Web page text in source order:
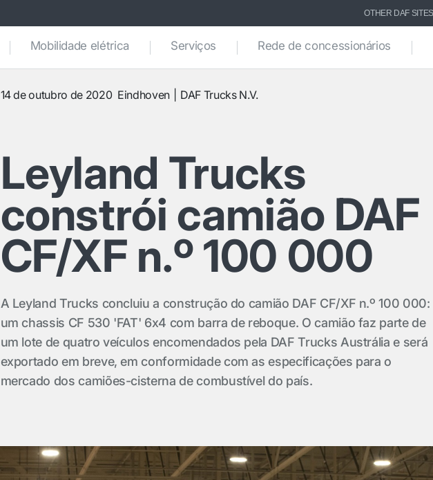
OTHER DAF
Mobilidade elétrica Serviços Rede de concessionários
14 de outubro de 2020 Eindhoven DAF Trucks N.V.
Leyland Trucks
constrói camião DAF
CF/XF n.º 100 000
A Leyland Trucks concluiu a construção do camião DAF CF/XF n.º 100 000:
um chassis CF 530 'FAT' 6x4 com barra de reboque. O camião faz parte de
um lote de quatro veículos encomendados pela DAF Trucks Austrália e será
exportado em breve, em conformidade com as especificações para o
mercado dos camiões-cisterna de combustível do país.